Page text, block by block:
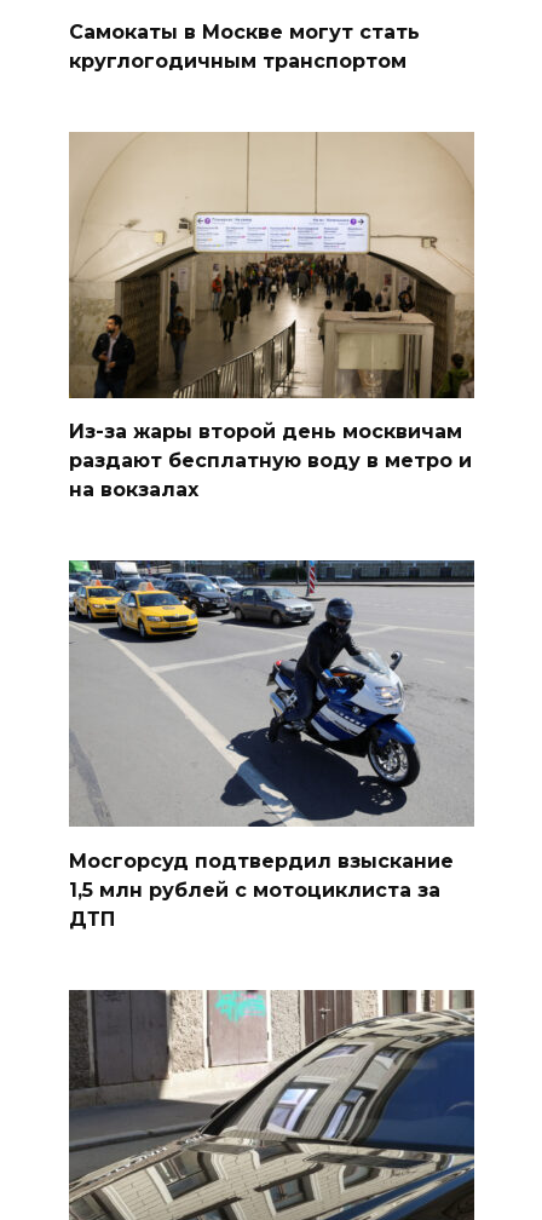
Самокаты в Москве могут стать
круглогодичным транспортом
Из-за жары второй день москвичам
раздают бесплатную воду в метро и
на вокзалах
Мосгорсуд подтвердил взыскание
1,5 млн рублей с мотоциклиста за
ДТП